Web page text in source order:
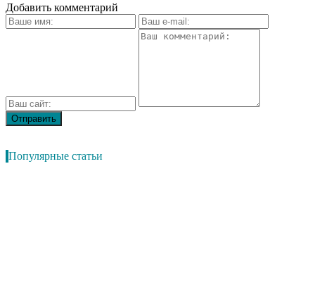
Добавить комментарий
Популярные статьи